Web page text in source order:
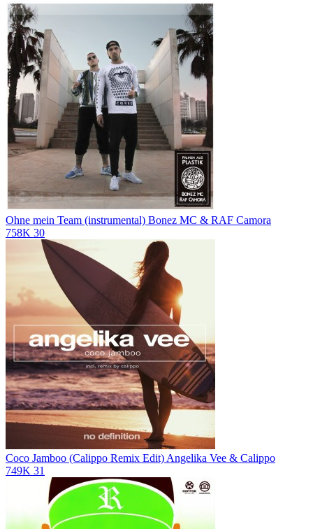
Ohne mein Team (instrumental) Bonez MC & RAF Camora
758K 30
Coco Jamboo (Calippo Remix Edit) Angelika Vee & Calippo
749K 31